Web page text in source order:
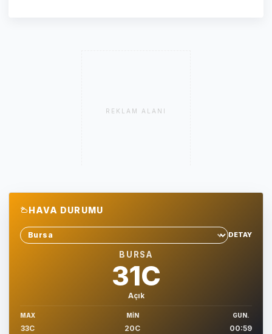
REKLAM ALANI
HAVA DURUMU
Sehir sec
DETAY
BURSA
31C
Açık
MAX
33C
MIN
20C
GUN.
00:59